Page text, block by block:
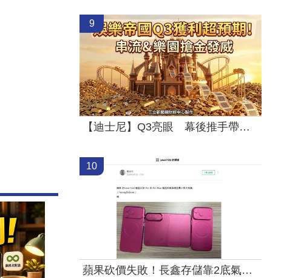
9
【迪士尼】Q3亮眼 幕後推手帶動雙引擎
10
蘋果砍價失敗！長鑫存儲靠2底氣拒降價